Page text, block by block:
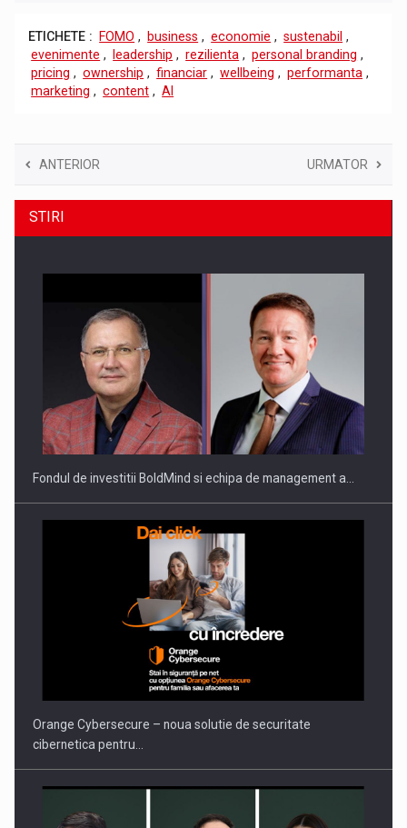
ETICHETE : FOMO , business , economie , sustenabil ,
evenimente , leadership , rezilienta , personal branding ,
pricing , ownership , financiar , wellbeing , performanta ,
marketing , content , AI
ANTERIOR URMATOR
STIRI
Fondul de investitii BoldMind si echipa de management a…
Orange Cybersecure – noua solutie de securitate
cibernetica pentru…